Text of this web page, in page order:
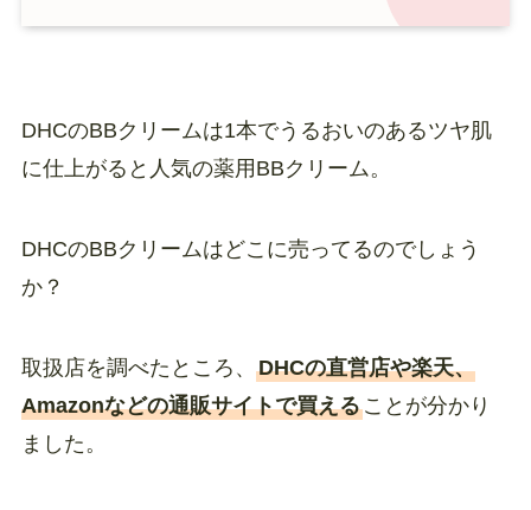
DHCのBBクリームは1本でうるおいのあるツヤ肌
に仕上がると人気の薬用BBクリーム。
DHCのBBクリームはどこに売ってるのでしょう
か？
取扱店を調べたところ、 DHCの直営店や楽天、
Amazonなどの通販サイトで買えることが分かり
ました。